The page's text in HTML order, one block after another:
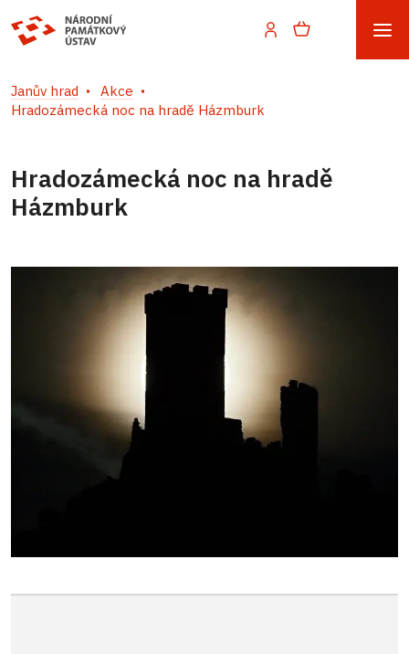
Janův hrad
Akce
Hradozámecká noc na hradě Házmburk
Hradozámecká noc na hradě
Házmburk